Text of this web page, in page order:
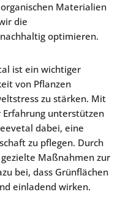
Materialien
die
optimieren.
ist ein wichtiger
von Pflanzen
zu stärken. Mit
Erfahrung unterstützen
dabei, eine
zu pflegen. Durch
Maßnahmen zur
bei, dass Grünflächen
einladend wirken.